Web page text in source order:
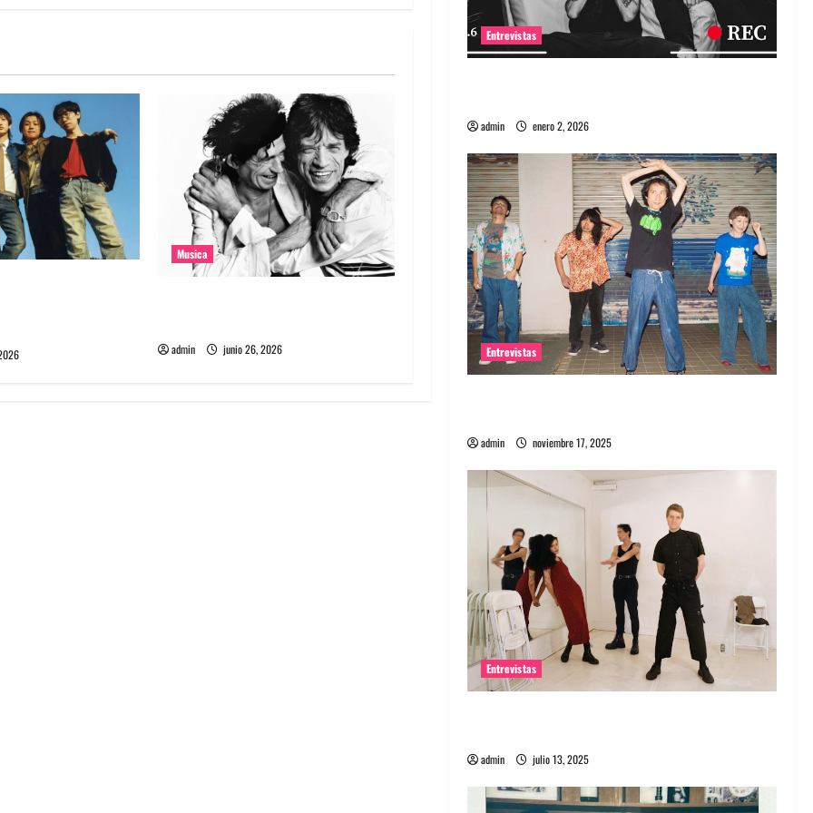
Musica
admin junio 26, 2026
Entrevistas
admin enero 2, 2026
Entrevistas
admin noviembre 17, 2025
Entrevistas
admin julio 13, 2025